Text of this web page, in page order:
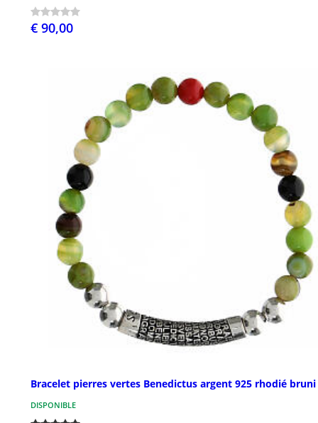
€ 90,00
Bracelet pierres vertes Benedictus argent 925 rhodié bruni
DISPONIBLE